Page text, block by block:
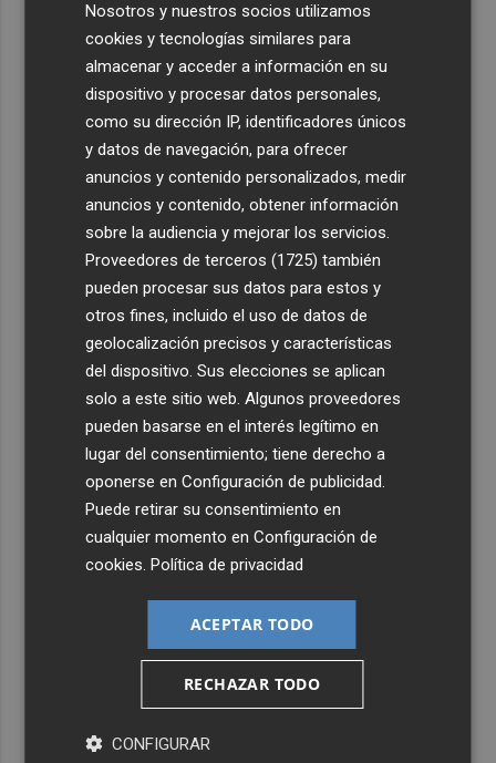
Nosotros y nuestros socios utilizamos
cookies y tecnologías similares para
almacenar y acceder a información en su
dispositivo y procesar datos personales,
como su dirección IP, identificadores únicos
y datos de navegación, para ofrecer
anuncios y contenido personalizados, medir
anuncios y contenido, obtener información
sobre la audiencia y mejorar los servicios.
Proveedores de terceros (1725) también
pueden procesar sus datos para estos y
otros fines, incluido el uso de datos de
geolocalización precisos y características
del dispositivo. Sus elecciones se aplican
solo a este sitio web. Algunos proveedores
pueden basarse en el interés legítimo en
lugar del consentimiento; tiene derecho a
oponerse enConfiguración de publicidad.
Puede retirar su consentimiento en
cualquier momento enConfiguración de
cookies.Política de privacidad
ACEPTAR TODO
RECHAZAR TODO
CONFIGURAR